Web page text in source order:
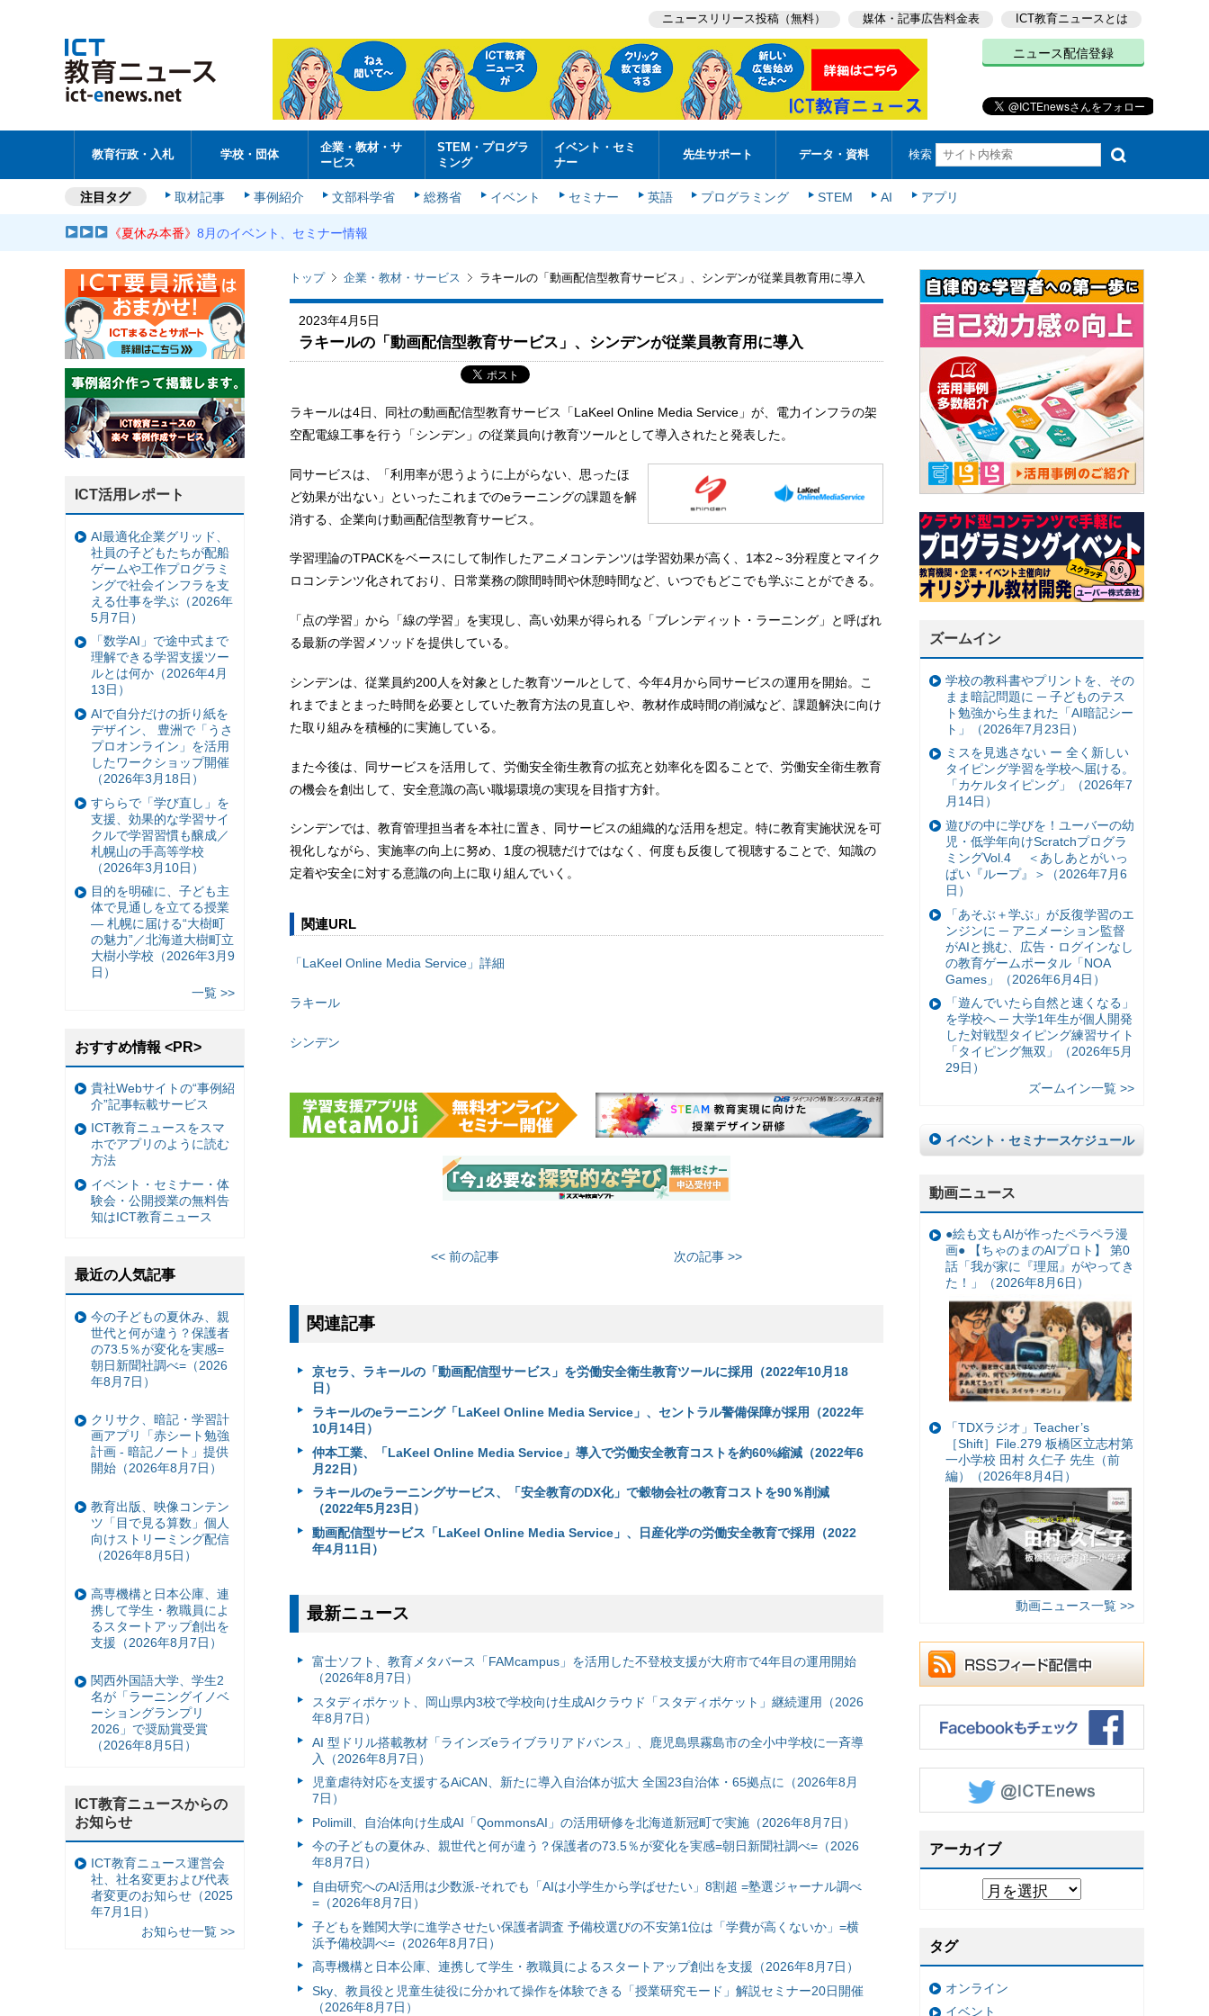
ニュースリリース投稿（無料） 媒体・記事広告料金表 ICT教育ニュースとは
ニュース配信登録
教育行政・入札 学校・団体
企業・教材・サ
ービス
STEM・プログラ
ミング
イベント・セミ
ナー
先生サポート データ・資料 検索
注目タグ 取材記事 事例紹介 文部科学省 総務省 イベント セミナー 英語 プログラミング STEM AI アプリ
《夏休み本番》8月のイベント、セミナー情報
トップ 企業・教材・サービス ラキールの「動画配信型教育サービス」、シンデンが従業員教育用に導入
2023年4月5日
ラキールの「動画配信型教育サービス」、シンデンが従業員教育用に導入
ラキールは4日、同社の動画配信型教育サービス「LaKeel Online Media Service」が、電力インフラの架
空配電線工事を行う「シンデン」の従業員向け教育ツールとして導入されたと発表した。
同サービスは、「利用率が思うように上がらない、思ったほ
ど効果が出ない」といったこれまでのeラーニングの課題を解
消する、企業向け動画配信型教育サービス。
学習理論のTPACKをベースにして制作したアニメコンテンツは学習効果が高く、1本2～3分程度とマイク
ロコンテンツ化されており、日常業務の隙間時間や休憩時間など、いつでもどこでも学ぶことができる。
「点の学習」から「線の学習」を実現し、高い効果が得られる「ブレンディット・ラーニング」と呼ばれ
る最新の学習メソッドを提供している。
シンデンは、従業員約200人を対象とした教育ツールとして、今年4月から同サービスの運用を開始。こ
れまでまとまった時間を必要としていた教育方法の見直しや、教材作成時間の削減など、課題解決に向け
た取り組みを積極的に実施している。
また今後は、同サービスを活用して、労働安全衛生教育の拡充と効率化を図ることで、労働安全衛生教育
の機会を創出して、安全意識の高い職場環境の実現を目指す方針。
シンデンでは、教育管理担当者を本社に置き、同サービスの組織的な活用を想定。特に教育実施状況を可
視化しながら、実施率の向上に努め、1度の視聴だけではなく、何度も反復して視聴することで、知識の
定着や安全に対する意識の向上に取り組んでいく。
関連URL
「LaKeel Online Media Service」詳細
ラキール
シンデン
<< 前の記事 次の記事 >>
関連記事
京セラ、ラキールの「動画配信型サービス」を労働安全衛生教育ツールに採用（2022年10月18
日）
ラキールのeラーニング「LaKeel Online Media Service」、セントラル警備保障が採用（2022年
10月14日）
仲本工業、「LaKeel Online Media Service」導入で労働安全教育コストを約60%縮減（2022年6
月22日）
ラキールのeラーニングサービス、「安全教育のDX化」で穀物会社の教育コストを90％削減
（2022年5月23日）
動画配信型サービス「LaKeel Online Media Service」、日産化学の労働安全教育で採用（2022
年4月11日）
最新ニュース
富⼠ソフト、教育メタバース「FAMcampus」を活用した不登校支援が大府市で4年目の運用開始
（2026年8月7日）
スタディポケット、岡山県内3校で学校向け生成AIクラウド「スタディポケット」継続運用（2026
年8月7日）
AI 型ドリル搭載教材「ラインズeライブラリアドバンス」、鹿児島県霧島市の全小中学校に一斉導
入（2026年8月7日）
児童虐待対応を支援するAiCAN、新たに導入自治体が拡大 全国23自治体・65拠点に（2026年8月
7日）
Polimill、自治体向け生成AI「QommonsAI」の活用研修を北海道新冠町で実施（2026年8月7日）
今の子どもの夏休み、親世代と何が違う？保護者の73.5％が変化を実感=朝日新聞社調べ=（2026
年8月7日）
自由研究へのAI活用は少数派-それでも「AIは小学生から学ばせたい」8割超 =塾選ジャーナル調べ
=（2026年8月7日）
子どもを難関大学に進学させたい保護者調査 予備校選びの不安第1位は「学費が高くないか」=横
浜予備校調べ=（2026年8月7日）
高専機構と日本公庫、連携して学生・教職員によるスタートアップ創出を支援（2026年8月7日）
Sky、教員役と児童生徒役に分かれて操作を体験できる「授業研究モード」解説セミナー20日開催
（2026年8月7日）
ズームイン
学校の教科書やプリントを、その
まま暗記問題に ─ 子どものテス
ト勉強から生まれた「AI暗記シー
ト」（2026年7月23日）
ミスを見逃さない ー 全く新しい
タイピング学習を学校へ届ける。
「カケルタイピング」（2026年7
月14日）
遊びの中に学びを！ユーバーの幼
児・低学年向けScratchプログラ
ミングVol.4 ＜あしあとがいっ
ぱい『ループ』＞（2026年7月6
日）
「あそぶ＋学ぶ」が反復学習のエ
ンジンに ─ アニメーション監督
がAIと挑む、広告・ログインなし
の教育ゲームポータル「NOA
Games」（2026年6月4日）
「遊んでいたら自然と速くなる」
を学校へ ─ 大学1年生が個人開発
した対戦型タイピング練習サイト
「タイピング無双」（2026年5月
29日）
ズームイン一覧 >>
イベント・セミナースケジュール
動画ニュース
●絵も文もAIが作ったペラペラ漫
画● 【ちゃのまのAIプロト】 第0
話「我が家に『理屈』がやってき
た！」（2026年8月6日）
「TDXラジオ」Teacher’s
［Shift］File.279 板橋区立志村第
一小学校 田村 久仁子 先生（前
編）（2026年8月4日）
動画ニュース一覧 >>
アーカイブ
タグ
オンライン
イベント
ICT活用レポート
AI最適化企業グリッド、
社員の子どもたちが配船
ゲームや工作プログラミ
ングで社会インフラを支
える仕事を学ぶ（2026年
5月7日）
「数学AI」で途中式まで
理解できる学習支援ツー
ルとは何か（2026年4月
13日）
AIで自分だけの折り紙を
デザイン、 豊洲で「うさ
プロオンライン」を活用
したワークショップ開催
（2026年3月18日）
すららで「学び直し」を
支援、効果的な学習サイ
クルで学習習慣も醸成／
札幌山の手高等学校
（2026年3月10日）
目的を明確に、子ども主
体で見通しを立てる授業
— 札幌に届ける“大樹町
の魅力”／北海道大樹町立
大樹小学校（2026年3月9
日）
一覧 >>
おすすめ情報 <PR>
貴社Webサイトの“事例紹
介”記事転載サービス
ICT教育ニュースをスマ
ホでアプリのように読む
方法
イベント・セミナー・体
験会・公開授業の無料告
知はICT教育ニュース
最近の人気記事
今の子どもの夏休み、親
世代と何が違う？保護者
の73.5％が変化を実感=
朝日新聞社調べ=（2026
年8月7日）
クリサク、暗記・学習計
画アプリ「赤シート勉強
計画 - 暗記ノート」提供
開始（2026年8月7日）
教育出版、映像コンテン
ツ「目で見る算数」個人
向けストリーミング配信
（2026年8月5日）
高専機構と日本公庫、連
携して学生・教職員によ
るスタートアップ創出を
支援（2026年8月7日）
関西外国語大学、学生2
名が「ラーニングイノベ
ーショングランプリ
2026」で奨励賞受賞
（2026年8月5日）
ICT教育ニュースからの
お知らせ
ICT教育ニュース運営会
社、社名変更および代表
者変更のお知らせ（2025
年7月1日）
お知らせ一覧 >>